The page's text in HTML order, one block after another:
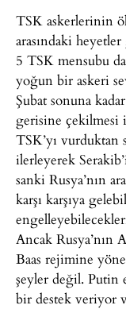
TSK askerlerinin
arasındaki
5 TSK mensubu
yoğun bir askeri
Şubat sonuna
gerisine çekilmesi
TSK’yı
ilerleyerek
sanki Rusya’nın
karşı karşıya
Ancak Rusya’nın
Baas rejimine
şeyler değil. Putin
bir destek veriyor